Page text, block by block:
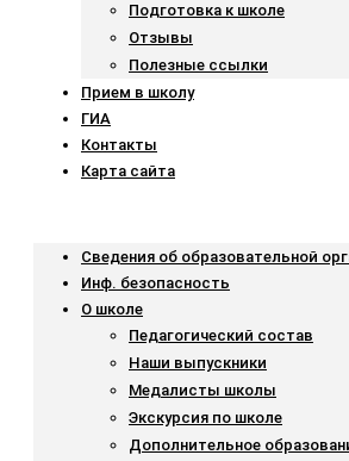
Подготовка к школе
Отзывы
Полезные ссылки
Прием в школу
ГИА
Контакты
Карта сайта
Сведения об образовательной
Инф. безопасность
О школе
Педагогический состав
Наши выпускники
Медалисты школы
Экскурсия по школе
Дополнительное